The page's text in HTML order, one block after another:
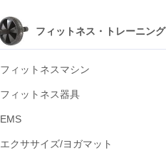
フィットネス・トレーニング
フィットネスマシン
フィットネス器具
EMS
エクササイズ/ヨガマット